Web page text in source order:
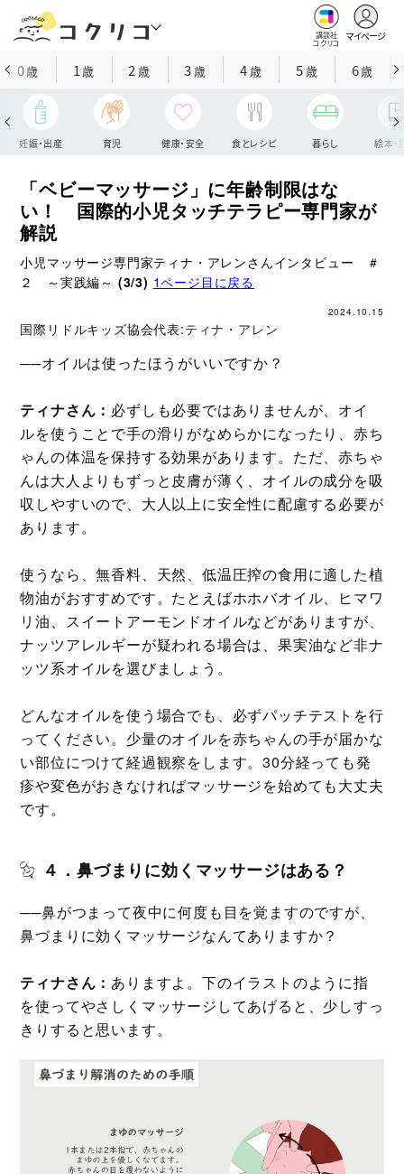
講談社
コクリコ
マイページ
0歳 1歳 2 歳 3歳 4歳 5歳 6歳
妊娠・出産 育児 健康・安全 食とレシピ 暮らし 絵本・
「ベビーマッサージ」に年齢制限はな
い！ 国際的小児タッチテラピー専門家が
解説
小児マッサージ専門家ティナ・アレンさんインタビュー ＃
２ ～実践編～ (3/3) 1ページ目に戻る
2024.10.15
国際リドルキッズ協会代表:ティナ・アレン
──オイルは使ったほうがいいですか？
ティナさん： 必ずしも必要ではありませんが、オイ
ルを使うことで手の滑りがなめらかになったり、赤ち
ゃんの体温を保持する効果があります。ただ、赤ちゃ
んは大人よりもずっと皮膚が薄く、オイルの成分を吸
収しやすいので、大人以上に安全性に配慮する必要が
あります。
使うなら、無香料、天然、低温圧搾の食用に適した植
物油がおすすめです。たとえばホホバオイル、ヒマワ
リ油、スイートアーモンドオイルなどがありますが、
ナッツアレルギーが疑われる場合は、果実油など非ナ
ッツ系オイルを選びましょう。
どんなオイルを使う場合でも、必ずパッチテストを行
ってください。少量のオイルを赤ちゃんの手が届かな
い部位につけて経過観察をします。30分経っても発
疹や変色がおきなければマッサージを始めても大丈夫
です。
４．鼻づまりに効くマッサージはある？
──鼻がつまって夜中に何度も目を覚ますのですが、
鼻づまりに効くマッサージなんてありますか？
ティナさん： ありますよ。下のイラストのように指
を使ってやさしくマッサージしてあげると、少しすっ
きりすると思います。